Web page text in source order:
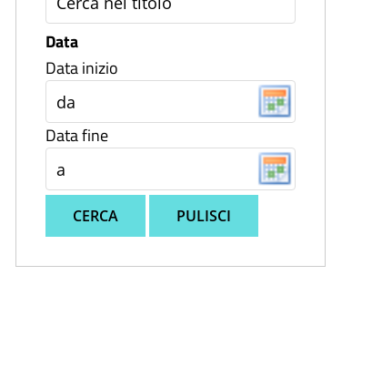
Data
Data inizio
Data fine
CERCA PULISCI